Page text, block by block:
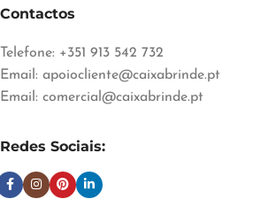
Contactos
Telefone: +351 913 542 732
Email: apoiocliente@caixabrinde.pt
Email: comercial@caixabrinde.pt
Redes Sociais: